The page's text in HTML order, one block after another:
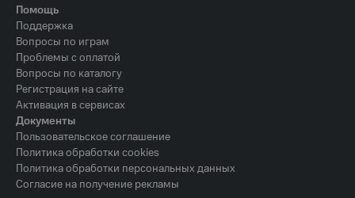
Помощь
Поддержка
Вопросы по играм
Проблемы с оплатой
Вопросы по каталогу
Регистрация на сайте
Активация в сервисах
Документы
Пользовательское соглашение
Политика обработки cookies
Политика обработки персональных данных
Согласие на получение рекламы